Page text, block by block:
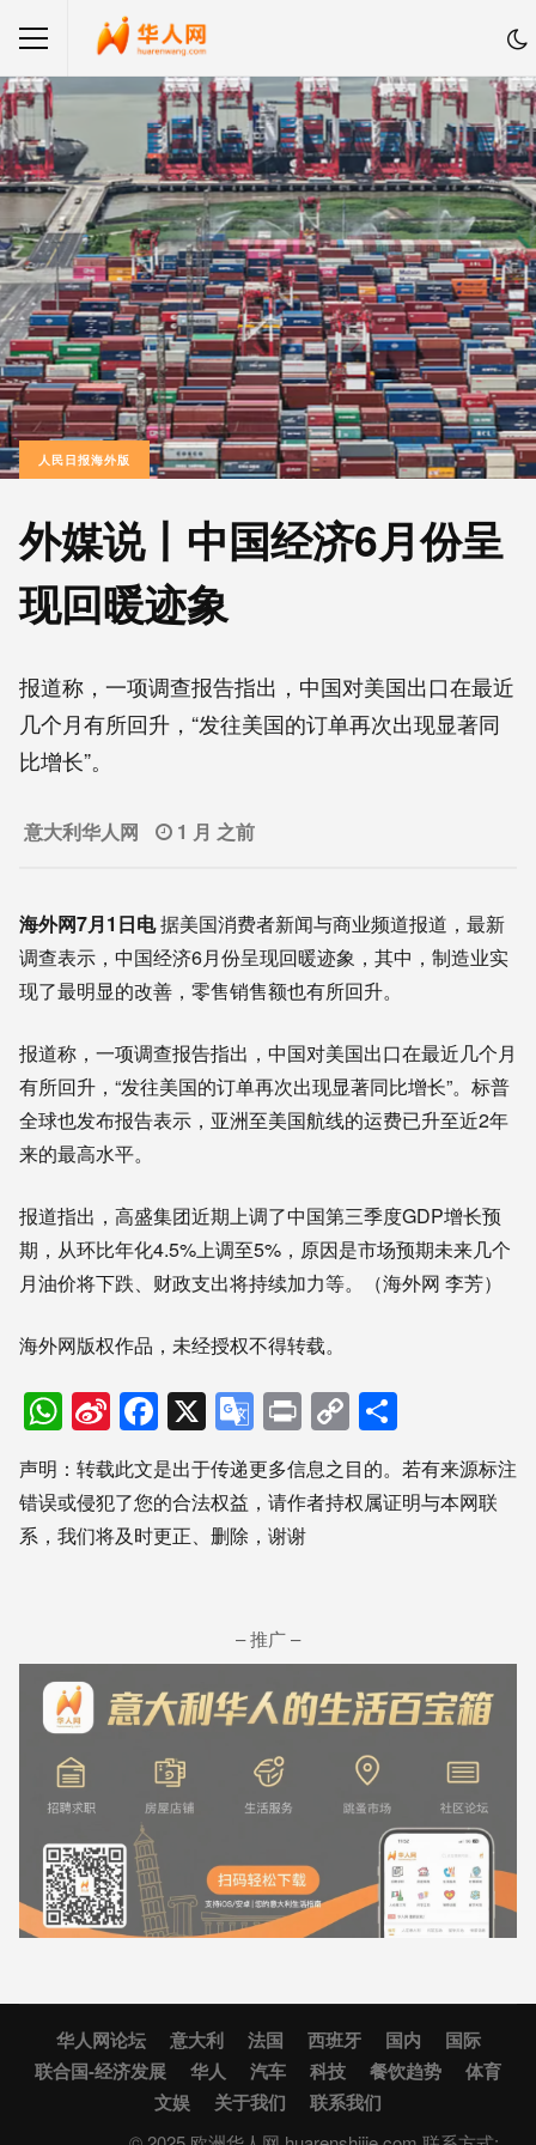
人民日报海外版
外媒说丨中国经济6月份呈
现回暖迹象
报道称，一项调查报告指出，中国对美国出口在最近
几个月有所回升，“发往美国的订单再次出现显著同
比增长”。
意大利华人网 1 月 之前
海外网7月1日电据美国消费者新闻与商业频道报道，最新
调查表示，中国经济6月份呈现回暖迹象，其中，制造业实
现了最明显的改善，零售销售额也有所回升。
报道称，一项调查报告指出，中国对美国出口在最近几个月
有所回升，“发往美国的订单再次出现显著同比增长”。标普
全球也发布报告表示，亚洲至美国航线的运费已升至近2年
来的最高水平。
报道指出，高盛集团近期上调了中国第三季度GDP增长预
期，从环比年化4.5%上调至5%，原因是市场预期未来几个
月油价将下跌、财政支出将持续加力等。（海外网 李芳）
海外网版权作品，未经授权不得转载。
WhatsApp
Sina
Weibo
Facebook
X Google
Translate
PrintCopy
Link享
声明：转载此文是出于传递更多信息之目的。若有来源标注
错误或侵犯了您的合法权益，请作者持权属证明与本网联
系，我们将及时更正、删除，谢谢
– 推广 –
华人网论坛 意大利 法国 西班牙 国内
国际
联合国-经济发展
华人 汽车 科技 餐饮趋势
体育
文娱
关于我们 联系我们